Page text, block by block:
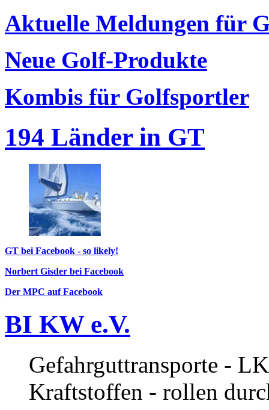
Aktuelle Meldungen für
Neue Golf-Produkte
Kombis für Golfsportler
194 Länder in GT
GT bei Facebook - so likely!
Norbert Gisder bei Facebook
Der MPC auf Facebook
BI KW e.V.
Gefahrguttransporte -
Kraftstoffen - rollen